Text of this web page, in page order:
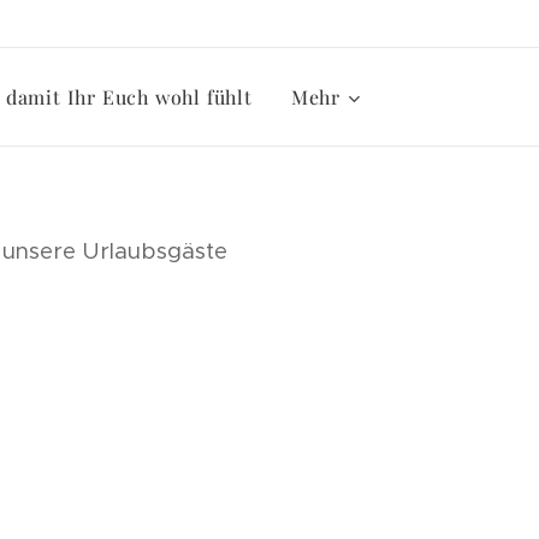
damit Ihr Euch wohl fühlt Mehr
Urlaubsgäste